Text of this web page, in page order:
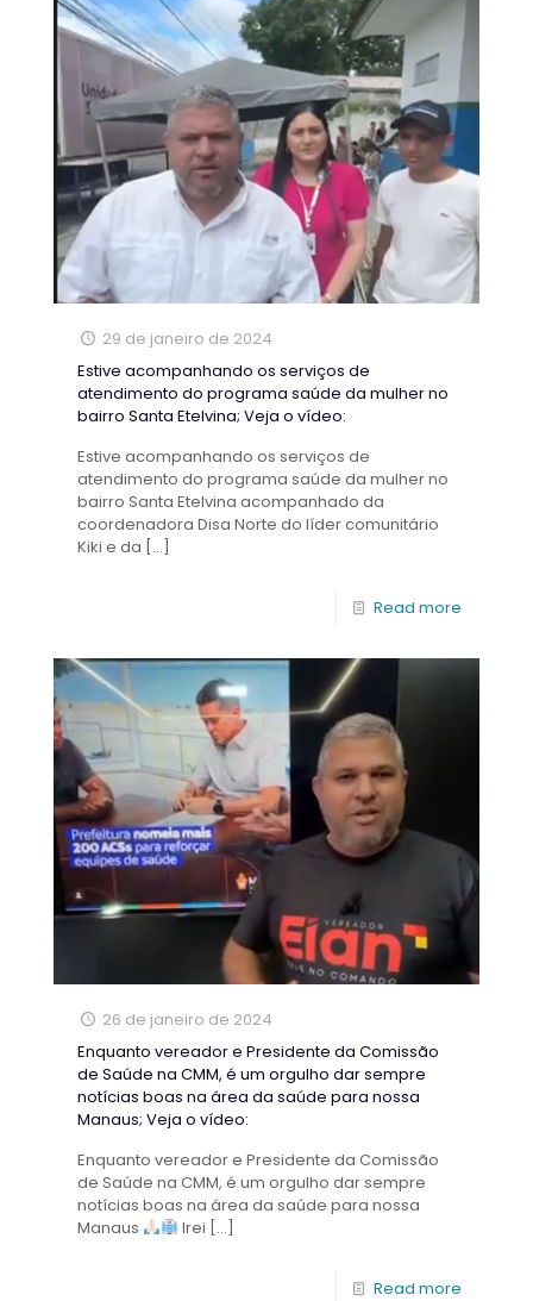
29 de janeiro de 2024
Estive acompanhando os serviços de
atendimento do programa saúde da mulher no
bairro Santa Etelvina; Veja o vídeo:
Estive acompanhando os serviços de
atendimento do programa saúde da mulher no
bairro Santa Etelvina acompanhado da
coordenadora Disa Norte do líder comunitário
Kiki e da […]
Read more
26 de janeiro de 2024
Enquanto vereador e Presidente da Comissão
de Saúde na CMM, é um orgulho dar sempre
notícias boas na área da saúde para nossa
Manaus; Veja o vídeo:
Enquanto vereador e Presidente da Comissão
de Saúde na CMM, é um orgulho dar sempre
notícias boas na área da saúde para nossa
Manaus
Irei […]
Read more